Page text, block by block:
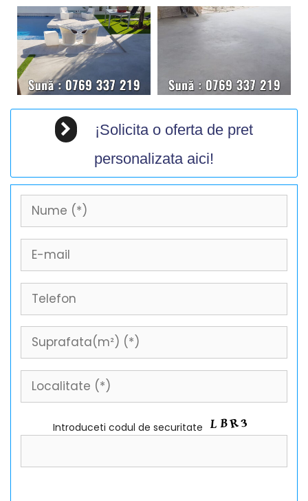
¡Solicita o oferta de pret
personalizata aici!
Introduceti codul de securitate